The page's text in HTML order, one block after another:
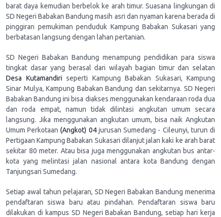
barat daya kemudian berbelok ke arah timur. Suasana lingkungan di
SD Negeri Babakan Bandung masih asri dan nyaman karena berada di
pinggiran pemukiman penduduk Kampung Babakan Sukasari yang
berbatasan langsung dengan lahan pertanian.
SD Negeri Babakan Bandung menampung pendidikan para siswa
tingkat dasar yang berasal dari wilayah bagian timur dan selatan
Desa Kutamandiri seperti Kampung Babakan Sukasari, Kampung
Sinar Mulya, Kampung Babakan Bandung dan sekitarnya. SD Negeri
Babakan Bandung ini bisa diakses menggunakan kendaraan roda dua
dan roda empat, namun tidak dilintasi angkutan umum secara
langsung. Jika menggunakan angkutan umum, bisa naik Angkutan
Umum Perkotaan(Angkot) 04jurusan Sumedang - Cileunyi, turun di
Pertigaan Kampung Babakan Sukasari dilanjut jalan kaki ke arah barat
sekitar 80 meter. Atau bisa juga menggunakan angkutan bus antar-
kota yang melintasi jalan nasional antara kota Bandung dengan
Tanjungsari Sumedang.
Setiap awal tahun pelajaran, SD Negeri Babakan Bandung menerima
pendaftaran siswa baru atau pindahan. Pendaftaran siswa baru
dilakukan di kampus SD Negeri Babakan Bandung, setiap hari kerja